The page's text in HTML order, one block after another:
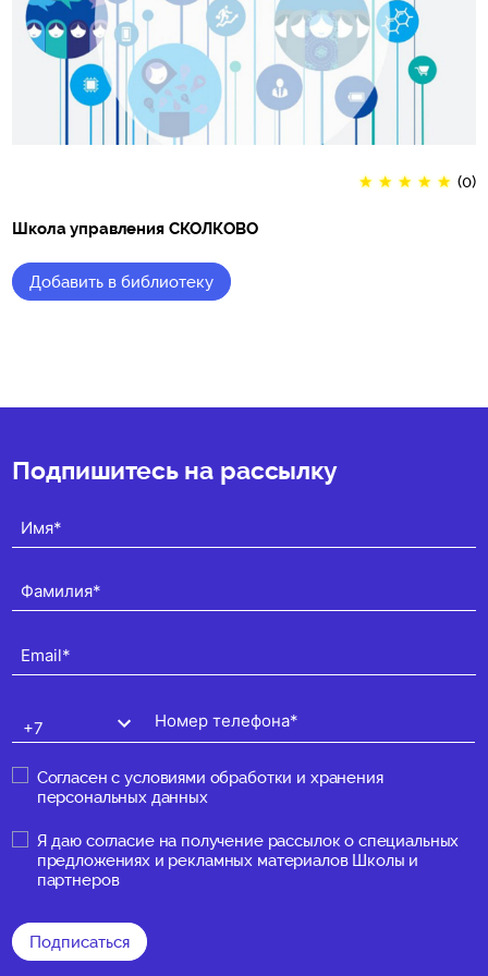
★ ★ ★ ★ ★ (0)
Школа управления СКОЛКОВО
Добавить в библиотеку
Подпишитесь на рассылку
Согласен сусловиями обработки и хранения
персональных данных
Я даю согласие на получение рассылок о специальных
предложениях и рекламных материалов Школы и
партнеров
Подписаться